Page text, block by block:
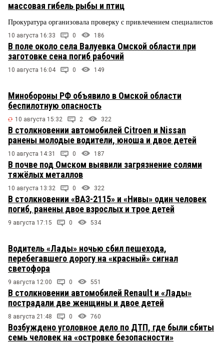
массовая гибель рыбы и птиц
Прокуратура организовала проверку с привлечением специалистов
10 августа 16:33 0 186
В поле около села Валуевка Омской области при
заготовке сена погиб рабочий
10 августа 16:04 0 149
Минобороны РФ объявило в Омской области
беспилотную опасность
10 августа 15:32 2 322
В столкновении автомобилей Citroen и Nissan
ранены молодые водители, юноша и двое детей
10 августа 14:31 0 187
В почве под Омском выявили загрязнение солями
тяжёлых металлов
10 августа 13:32 0 322
В столкновении «ВАЗ-2115» и «Нивы» один человек
погиб, ранены двое взрослых и трое детей
9 августа 17:15 0 534
Водитель «Лады» ночью сбил пешехода,
перебегавшего дорогу на «красный» сигнал
светофора
9 августа 12:00 0 551
В столкновении автомобилей Renault и «Лады»
пострадали две женщины и двое детей
8 августа 21:48 0 760
Возбуждено уголовное дело по ДТП, где были сбиты
семь человек на «островке безопасности»